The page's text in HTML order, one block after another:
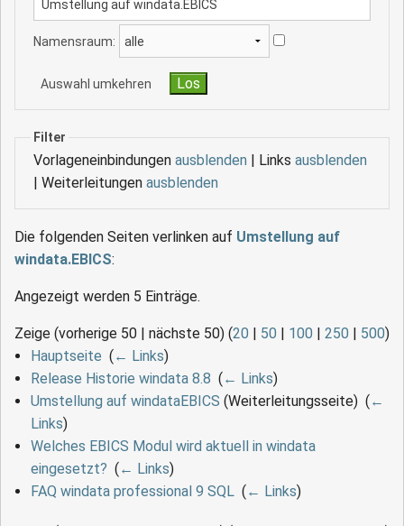
Namensraum:
Auswahl umkehren
Filter
Vorlageneinbindungen ausblenden | Links ausblenden
| Weiterleitungen ausblenden
Die folgenden Seiten verlinken auf Umstellung auf
windata.EBICS:
Angezeigt werden 5 Einträge.
Zeige (vorherige 50 | nächste 50) (20 50 100 250 500)
Hauptseite ( ← Links)
Release Historie windata 8.8 ( ← Links)
Umstellung auf windataEBICS (Weiterleitungsseite) ‎ ( ←
Links)
Welches EBICS Modul wird aktuell in windata
eingesetzt? ( ← Links)
FAQ windata professional 9 SQL‎ ( ← Links)